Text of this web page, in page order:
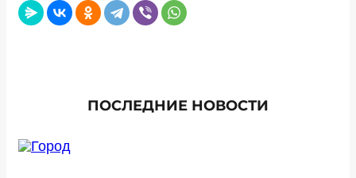
ПОСЛЕДНИЕ НОВОСТИ